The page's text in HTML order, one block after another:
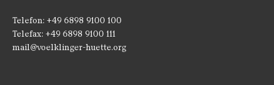
Telefon: +49 6898 9100 100
Telefax: +49 6898 9100 111
mail@voelklinger-huette.org